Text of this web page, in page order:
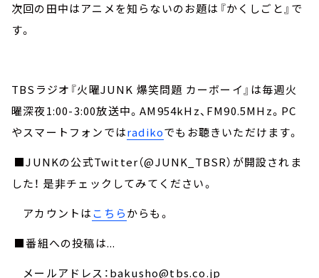
次回の田中はアニメを知らないのお題は『かくしごと』で
す。
TBSラジオ『火曜JUNK 爆笑問題 カーボーイ』は毎週火
曜深夜1:00-3:00放送中。AM954kHz、FM90.5MHz。PC
やスマートフォンではradikoでもお聴きいただけます。
■JUNKの公式Twitter（@JUNK_TBSR）が開設されま
した！ 是非チェックしてみてください。
アカウントはこちらからも。
■番組への投稿は...
メールアドレス：bakusho@tbs.co.jp